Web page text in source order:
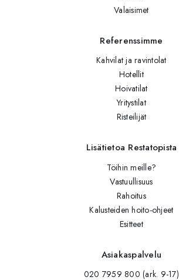
Valaisimet
Referenssimme
Kahvilat ja ravintolat
Hotellit
Hoivatilat
Yritystilat
Risteilijät
Lisätietoa Restatopista
Töihin meille?
Vastuullisuus
Rahoitus
Kalusteiden hoito-ohjeet
Esitteet
Asiakaspalvelu
020 7959 800 (ark. 9-17)